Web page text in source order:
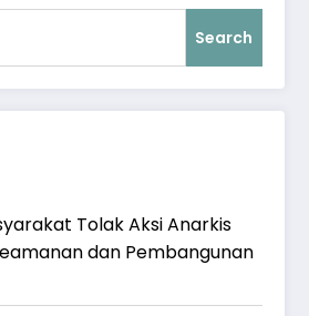
Search
Tolak Aksi Anarkis
dan Pembangunan